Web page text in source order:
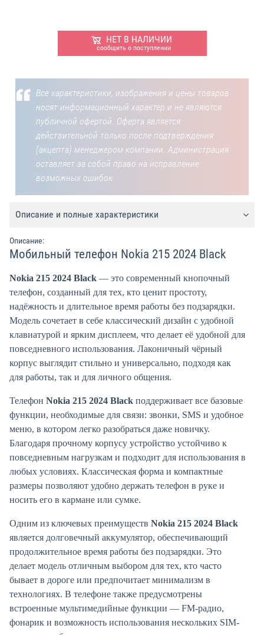
НЕТ В НАЛИЧИИ
сообщить о поступлении
Все характеристики, изображения и цены товаров
носят информационный характер и не являются
публичной офертой. Оферта является
действительной только после подтверждения
(акцепта) менеджером компании. Администрация
оставляет за собой право на исправление
возможных ошибок.
Описание и полные характеристики
Описание:
Мобильный телефон Nokia 215 2024 Black
Nokia 215 2024 Black — это современный кнопочный
телефон, созданный для тех, кто ценит простоту,
надёжность и длительное время работы без подзарядки.
Модель сочетает в себе классический дизайн с удобной
клавиатурой и ярким дисплеем, что делает её удобной для
повседневного использования. Лаконичный чёрный
корпус выглядит стильно и универсально, подходя как
для работы, так и для личного общения.
Телефон Nokia 215 2024 Black поддерживает все базовые
функции, необходимые для связи: звонки, SMS и удобное
меню, в котором легко разобраться даже новичку.
Благодаря прочному корпусу устройство устойчиво к
повседневным нагрузкам и подходит для использования в
любых условиях. Классическая форма и компактные
размеры позволяют удобно держать телефон в руке и
носить его в кармане или сумке.
Одним из ключевых преимуществ Nokia 215 2024 Black
является долговечный аккумулятор, обеспечивающий
продолжительное время работы без подзарядки. Это
делает модель отличным выбором для тех, кто часто
бывает в дороге или предпочитает минимализм в
технологиях. В телефоне также предусмотрены
встроенные мультимедийные функции — FM-радио,
фонарик и возможность использования нескольких SIM-